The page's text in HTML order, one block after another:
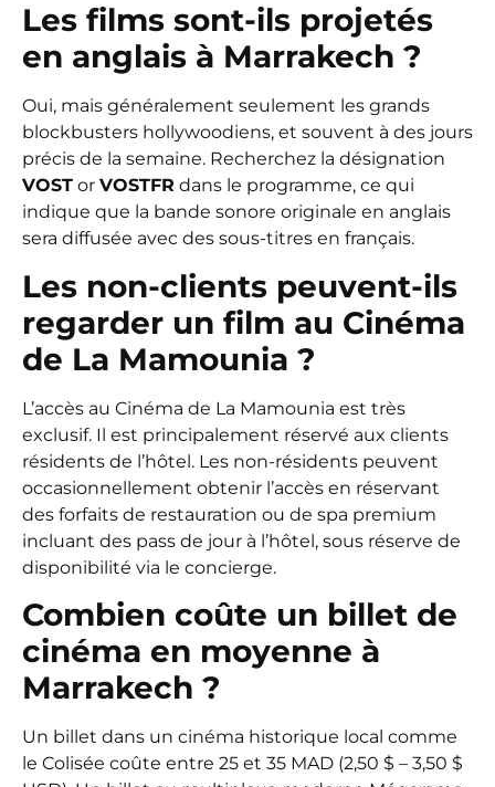
Les films sont-ils projetés
en anglais à Marrakech ?
Oui, mais généralement seulement les grands
blockbusters hollywoodiens, et souvent à des jours
précis de la semaine. Recherchez la désignation
VOST or VOSTFR dans le programme, ce qui
indique que la bande sonore originale en anglais
sera diffusée avec des sous-titres en français.
Les non-clients peuvent-ils
regarder un film au Cinéma
de La Mamounia ?
L’accès au Cinéma de La Mamounia est très
exclusif. Il est principalement réservé aux clients
résidents de l’hôtel. Les non-résidents peuvent
occasionnellement obtenir l’accès en réservant
des forfaits de restauration ou de spa premium
incluant des pass de jour à l’hôtel, sous réserve de
disponibilité via le concierge.
Combien coûte un billet de
cinéma en moyenne à
Marrakech ?
Un billet dans un cinéma historique local comme
le Colisée coûte entre 25 et 35 MAD (2,50 $ – 3,50 $